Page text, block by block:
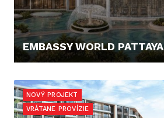
EMBASSY WORLD PATTAYA
NOVÝ PROJEKT
VRÁTANE PROVÍZIE